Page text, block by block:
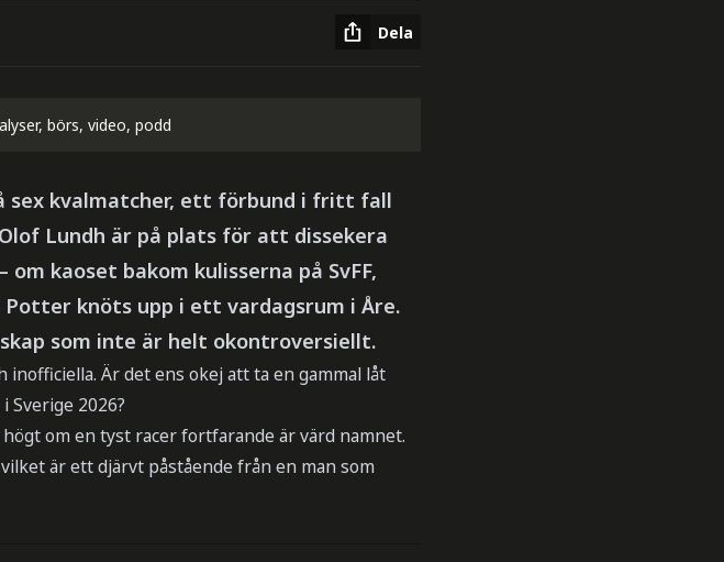
Dela
börs, video, podd
sex kvalmatcher, ett förbund i fritt fall
Lundh är på plats för att dissekera
kaoset bakom kulisserna på SvFF,
Potter knöts upp i ett vardagsrum i Åre.
som inte är helt okontroversiellt.
Är det ens okej att ta en gammal låt
Sverige 2026?
om en tyst racer fortfarande är värd namnet.
är ett djärvt påstående från en man som